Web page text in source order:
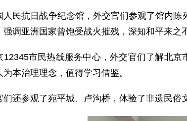
人民抗日战争纪念馆，外交官们参观了馆内
强调亚洲国家曾饱受战火摧残，深知和平来之
12345市民热线服务中心，外交官们了解北
本治理理念，值得学习借鉴。
们还参观了宛平城、卢沟桥，体验了非遗民俗